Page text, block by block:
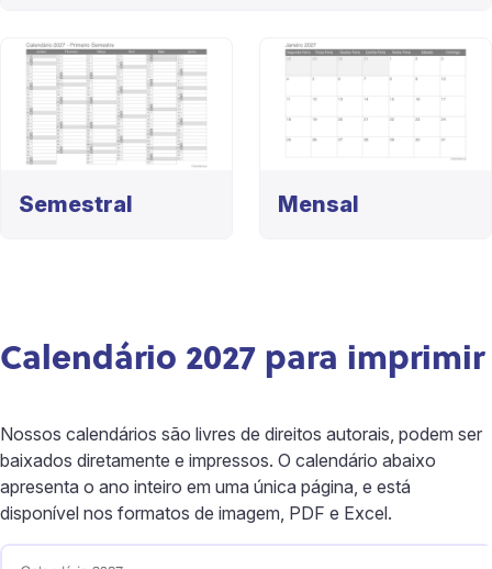
Semestral Mensal
Calendário 2027 para imprimir
Nossos calendários são livres de direitos autorais, podem ser
baixados diretamente e impressos. O calendário abaixo
apresenta o ano inteiro em uma única página, e está
disponível nos formatos de imagem, PDF e Excel.